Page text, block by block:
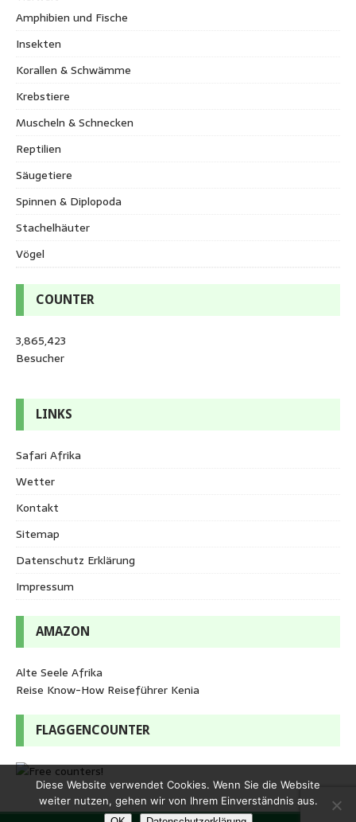
Amphibien und Fische
Insekten
Korallen & Schwämme
Krebstiere
Muscheln & Schnecken
Reptilien
Säugetiere
Spinnen & Diplopoda
Stachelhäuter
Vögel
COUNTER
3,865,423
Besucher
LINKS
Safari Afrika
Wetter
Kontakt
Sitemap
Datenschutz Erklärung
Impressum
AMAZON
Alte Seele Afrika
Reise Know-How Reiseführer Kenia
FLAGGENCOUNTER
Diese Website verwendet Cookies. Wenn Sie die Website
weiter nutzen, gehen wir von Ihrem Einverständnis aus.